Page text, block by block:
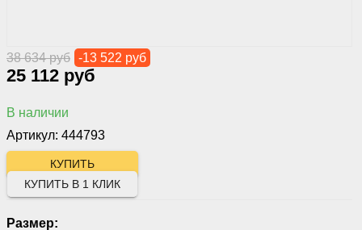
38 634 руб -13 522 руб
25 112 руб
В наличии
Артикул: 444793
Размер:
КУПИТЬ В 1 КЛИК